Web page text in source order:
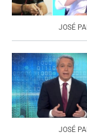
JOSÉ
JOSÉ